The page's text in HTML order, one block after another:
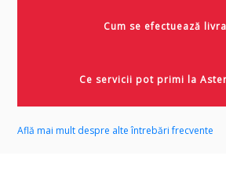
Cum se efectuează
Ce servicii pot primi la
Află mai mult despre alte întrebări frecvente